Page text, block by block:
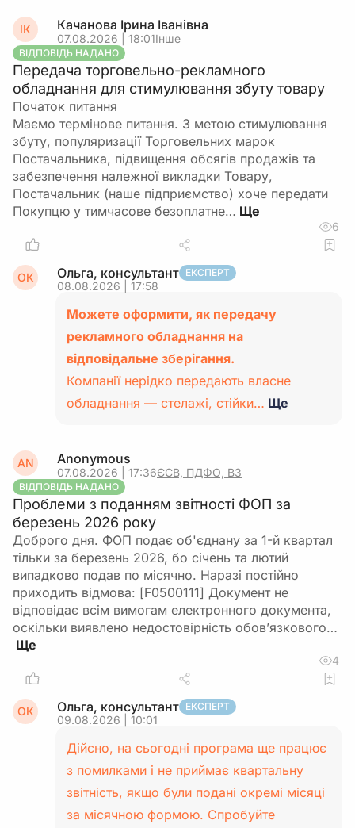
ІК Качанова Ірина Іванівна
07.08.2026 | 18:01Інше
ВІДПОВІДЬ НАДАНО
Передача торговельно-рекламного
обладнання для стимулювання збуту товару
Початок питання
Маємо термінове питання. З метою стимулювання
збуту, популяризації Торговельних марок
Постачальника, підвищення обсягів продажів та
забезпечення належної викладки Товару,
Постачальник (наше підприємство) хоче передати
Покупцю у тимчасове безоплатне…
6
ОК Ольга, консультант ЕКСПЕРТ
08.08.2026 | 17:58
Можете оформити, як передачу
рекламного обладнання на
відповідальне зберігання.
Компанії нерідко передають власне
обладнання — стелажі, стійки… Ще
AN Anonymous
07.08.2026 | 17:36ЄСВ, ПДФО, ВЗ
ВІДПОВІДЬ НАДАНО
Проблеми з поданням звітності ФОП за
березень 2026 року
Доброго дня. ФОП подає об'єднану за 1-й квартал
тільки за березень 2026, бо січень та лютий
випадково подав по місячно. Наразі постійно
приходить відмова: [F0500111] Документ не
відповідає всім вимогам електронного документа,
оскільки виявлено недостовірність обов’язкового…
4
ОК Ольга, консультант ЕКСПЕРТ
09.08.2026 | 10:01
Дійсно, на сьогодні програма ще працює
з помилками і не приймає квартальну
звітність, якщо були подані окремі місяці
за місячною формою. Спробуйте